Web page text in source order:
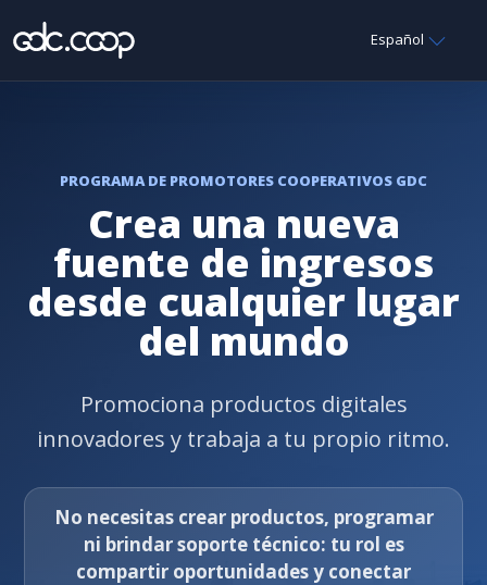
Español
PROGRAMA DE PROMOTORES COOPERATIVOS GDC
Crea una nueva
fuente de ingresos
desde cualquier lugar
del mundo
Promociona productos digitales
innovadores y trabaja a tu propio ritmo.
No necesitas crear productos, programar
ni brindar soporte técnico: tu rol es
compartir oportunidades y conectar